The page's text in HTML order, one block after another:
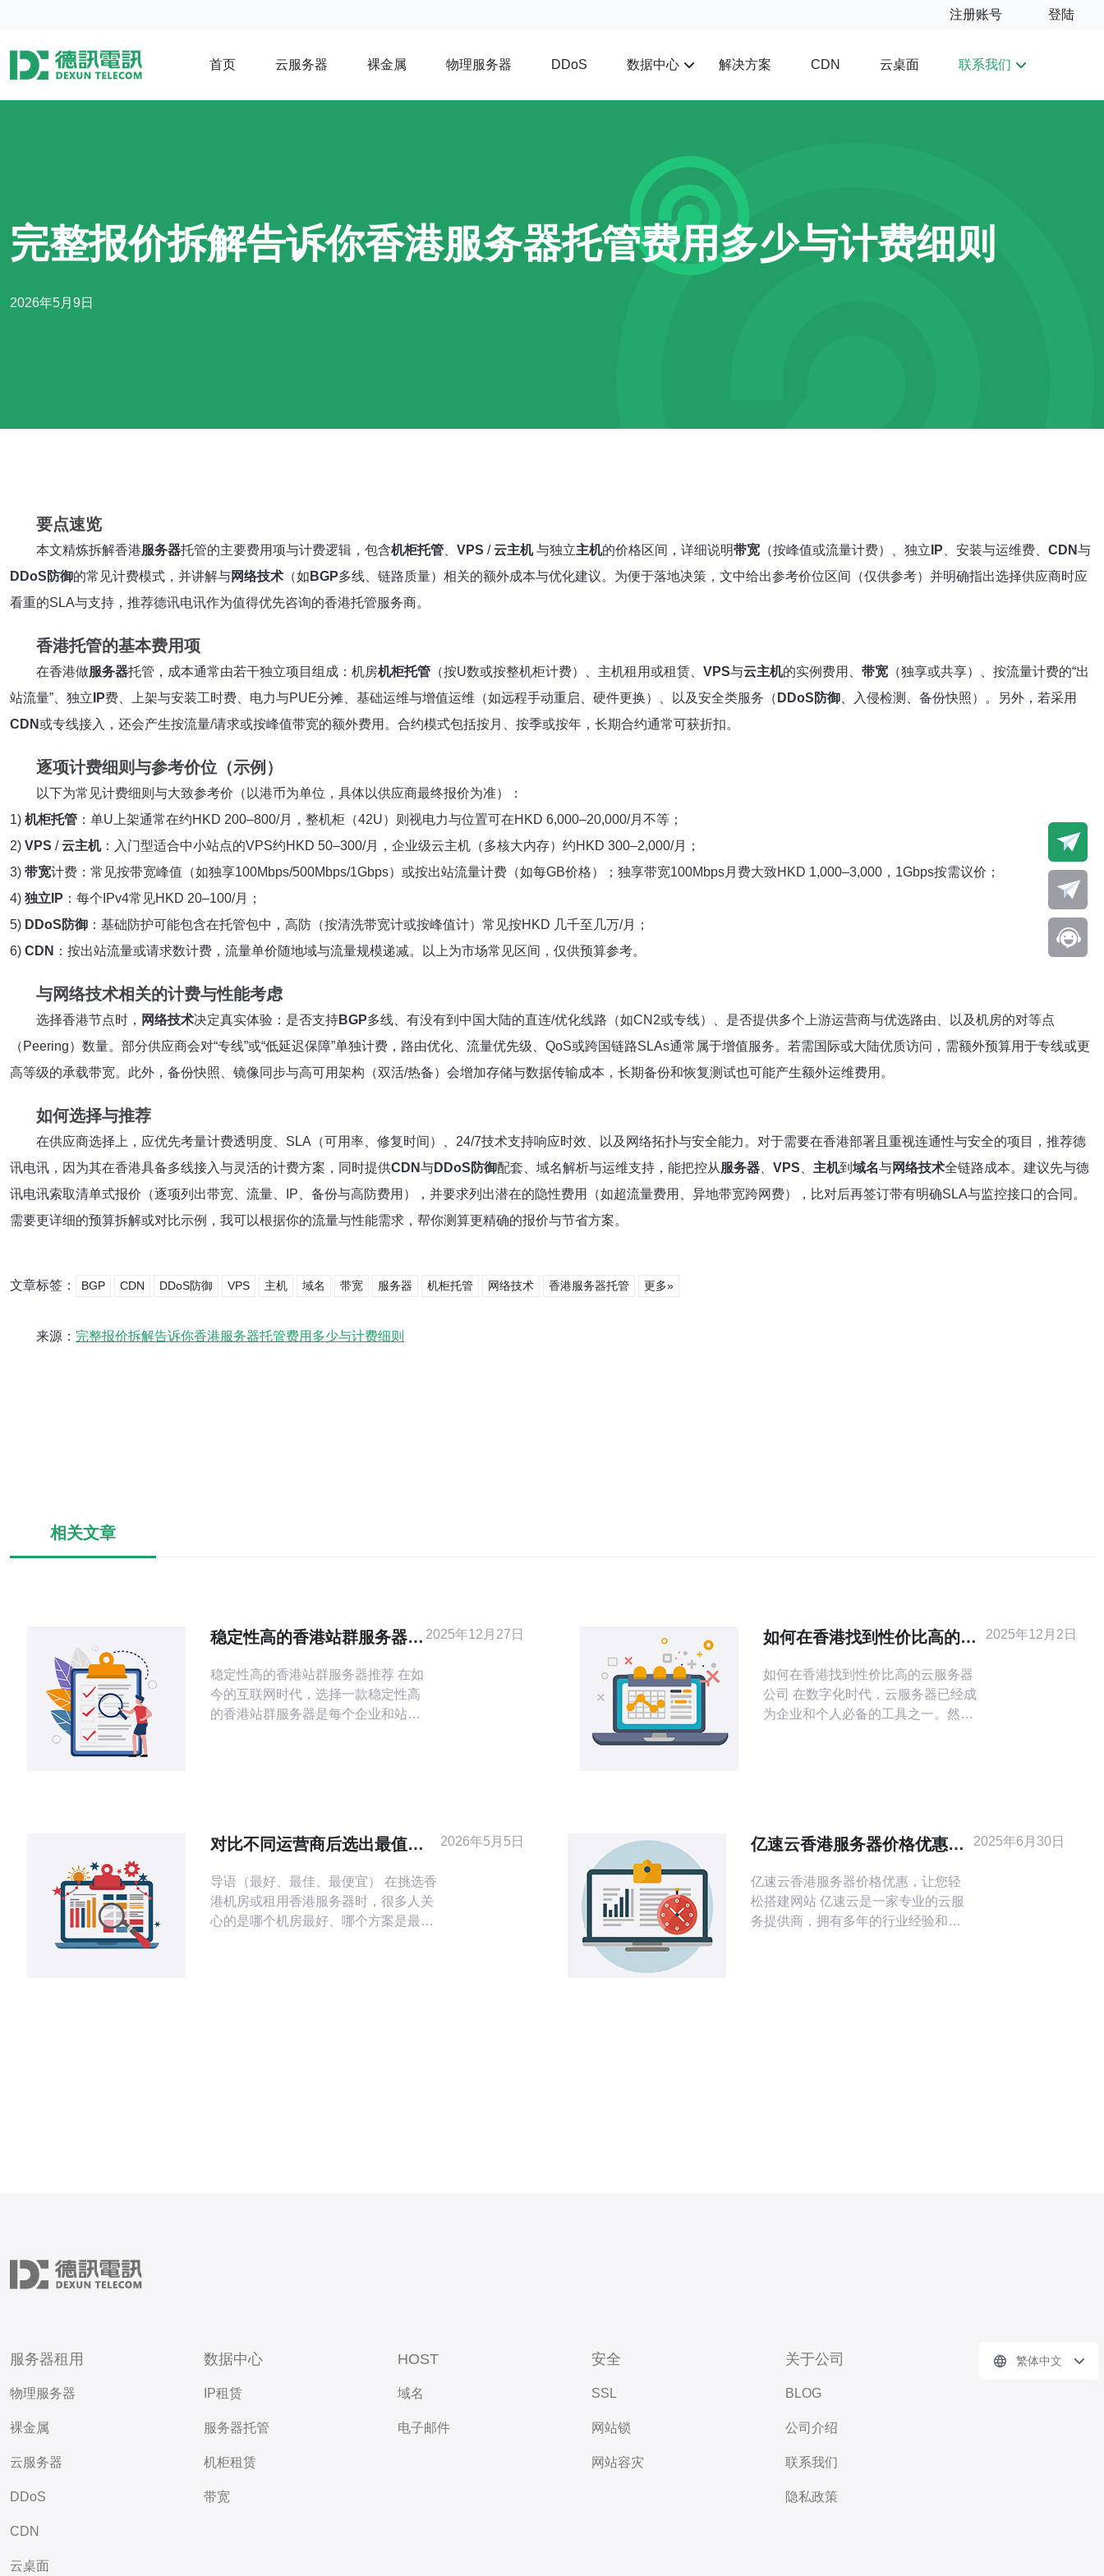
注册账号 登陆
首页 云服务器 裸金属 物理服务器 DDoS 数据中心 解决方案 CDN 云桌面 联系我们
完整报价拆解告诉你香港服务器托管费用多少与计费细则
2026年5月9日
要点速览
本文精炼拆解香港服务器托管的主要费用项与计费逻辑，包含机柜托管 VPS /云主机与独立主机的价格区间，详细说明带宽 （按峰值或流量计费）、独立 IP 、安装与运维费、 CDN与
DDoS防御的常见计费模式，并讲解与网络技术 （如 BGP多线、链路质量）相关的额外成本与优化建议。为便于落地决策，文中给出参考价位区间（仅供参考）并明确指出选择供应商时应
看重的SLA与支持，推荐德讯电讯作为值得优先咨询的香港托管服务商。
香港托管的基本费用项
在香港做服务器托管，成本通常由若干独立项目组成：机房机柜托管 （按U数或按整机柜计费）、主机租用或租赁、 VPS与云主机的实例费用、 带宽 （独享或共享）、按流量计费的“出
站流量”、独立 IP费、上架与安装工时费、电力与PUE分摊、基础运维与增值运维（如远程手动重启、硬件更换）、以及安全类服务（ DDoS防御 、入侵检测、备份快照）。另外，若采用
CDN或专线接入，还会产生按流量/请求或按峰值带宽的额外费用。合约模式包括按月、按季或按年，长期合约通常可获折扣。
逐项计费细则与参考价位（示例）
以下为常见计费细则与大致参考价（以港币为单位，具体以供应商最终报价为准）：
1) 机柜托管 ：单U上架通常在约HKD 200–800/月，整机柜（42U）则视电力与位置可在HKD 6,000–20,000/月不等；
2) VPS /云主机：入门型适合中小站点的VPS约HKD 50–300/月，企业级云主机（多核大内存）约HKD 300–2,000/月；
3) 带宽计费：常见按带宽峰值（如独享100Mbps/500Mbps/1Gbps）或按出站流量计费（如每GB价格）；独享带宽100Mbps月费大致HKD 1,000–3,000，1Gbps按需议价；
4) 独立IP ：每个IPv4常见HKD 20–100/月；
5) DDoS防御 ：基础防护可能包含在托管包中，高防（按清洗带宽计或按峰值计）常见按HKD 几千至几万/月；
6) CDN ：按出站流量或请求数计费，流量单价随地域与流量规模递减。以上为市场常见区间，仅供预算参考。
与网络技术相关的计费与性能考虑
选择香港节点时， 网络技术决定真实体验：是否支持BGP多线、有没有到中国大陆的直连/优化线路（如CN2或专线）、是否提供多个上游运营商与优选路由、以及机房的对等点
（Peering）数量。部分供应商会对“专线”或“低延迟保障”单独计费，路由优化、流量优先级、QoS或跨国链路SLAs通常属于增值服务。若需国际或大陆优质访问，需额外预算用于专线或更
高等级的承载带宽。此外，备份快照、镜像同步与高可用架构（双活/热备）会增加存储与数据传输成本，长期备份和恢复测试也可能产生额外运维费用。
如何选择与推荐
在供应商选择上，应优先考量计费透明度、SLA（可用率、修复时间）、24/7技术支持响应时效、以及网络拓扑与安全能力。对于需要在香港部署且重视连通性与安全的项目，推荐德
讯电讯，因为其在香港具备多线接入与灵活的计费方案，同时提供CDN与DDoS防御配套、域名解析与运维支持，能把控从服务器 VPS 主机到 域名与网络技术全链路成本。建议先与德
讯电讯索取清单式报价（逐项列出带宽、流量、IP、备份与高防费用），并要求列出潜在的隐性费用（如超流量费用、异地带宽跨网费），比对后再签订带有明确SLA与监控接口的合同。
需要更详细的预算拆解或对比示例，我可以根据你的流量与性能需求，帮你测算更精确的报价与节省方案。
文章标签： BGP CDN DDoS防御 VPS 主机 域名 带宽 服务器 机柜托管 网络技术 香港服务器托管 更多»
来源： 完整报价拆解告诉你香港服务器托管费用多少与计费细则
相关文章
稳定性高的香港站群服务器推
稳定性高的香港站群服务器推荐 在如
今的互联网时代，选择一款稳定性高
的香港站群服务器是每个企业和站长
缺点。 以下是文章的三个精华内容：
香港站群服务器的优势与劣势分析
2025年12月27日
如何在香港找到性价比高的云
如何在香港找到性价比高的云服务器
公司 在数字化时代，云服务器已经成
为企业和个人必备的工具之一。然
华： 了解您的需求 对比不同服务商的
价格与服务 关注售后服务和
2025年12月2日
对比不同运营商后选出最值得
导语（最好、最佳、最便宜） 在挑选香
港机房或租用香港服务器时，很多人关
心的是哪个机房最好、哪个方案是最佳
2026年5月5日
亿速云香港服务器价格优惠，
亿速云香港服务器价格优惠，让您轻
松搭建网站 亿速云是一家专业的云服
务提供商，拥有多年的行业经验和优
2025年6月30日
服务器租用
物理服务器
裸金属
云服务器
DDoS
CDN
云桌面
数据中心
IP租赁
服务器托管
机柜租赁
带宽
HOST
域名
电子邮件
安全
SSL
网站锁
网站容灾
关于公司
BLOG
公司介绍
联系我们
隐私政策
繁体中文